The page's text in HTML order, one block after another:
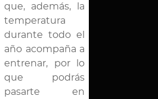
que, además, la
temperatura
durante todo el
año acompaña a
entrenar, por lo
que podrás
pasarte en